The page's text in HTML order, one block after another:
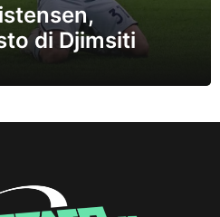
di Djimsiti